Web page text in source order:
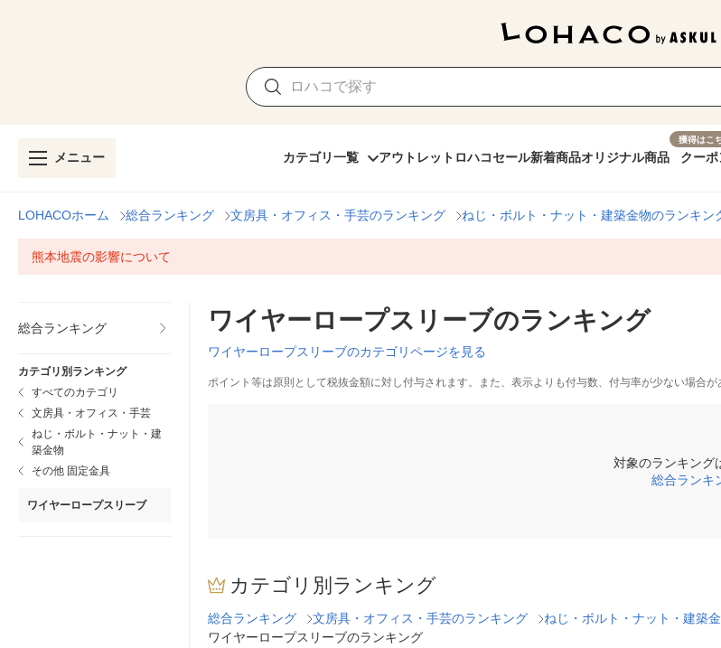
メニュー カテゴリ一覧 アウトレット ロハコセール新着商品オリジナル商品
獲得はこ
クーポ
LOHACOホーム 総合ランキング 文房具・オフィス・手芸のランキング ねじ・ボルト・ナット・建築金物のランキン
熊本地震の影響について
総合ランキング
カテゴリ別ランキング
すべてのカテゴリ
文房具・オフィス・手芸
ねじ・ボルト・ナット・建
築金物
その他 固定金具
ワイヤーロープスリーブ
ワイヤーロープスリーブのランキング
ワイヤーロープスリーブのカテゴリページを見る
ポイント等は原則として税抜金額に対し付与されます。また、表示よりも付与数、付与率が少ない場合
対象のランキング
総合ランキ
カテゴリ別ランキング
総合ランキング 文房具・オフィス・手芸のランキング ねじ・ボルト・ナット・建築
ワイヤーロープスリーブのランキング